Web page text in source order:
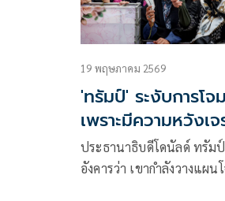
19 พฤษภาคม 2569
'ทรัมป์' ระงับการโ
เพราะมีความหวังเ
ประธานาธิบดีโดนัลด์ ทรัม
อังคารว่า เขากำลังวางแผ